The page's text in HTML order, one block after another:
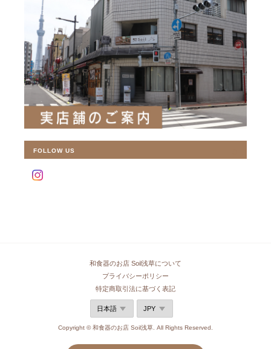
FOLLOW US
和食器のお店 Soil浅草について
プライバシーポリシー
特定商取引法に基づく表記
Copyright © 和食器のお店 Soil浅草. All Rights Reserved.